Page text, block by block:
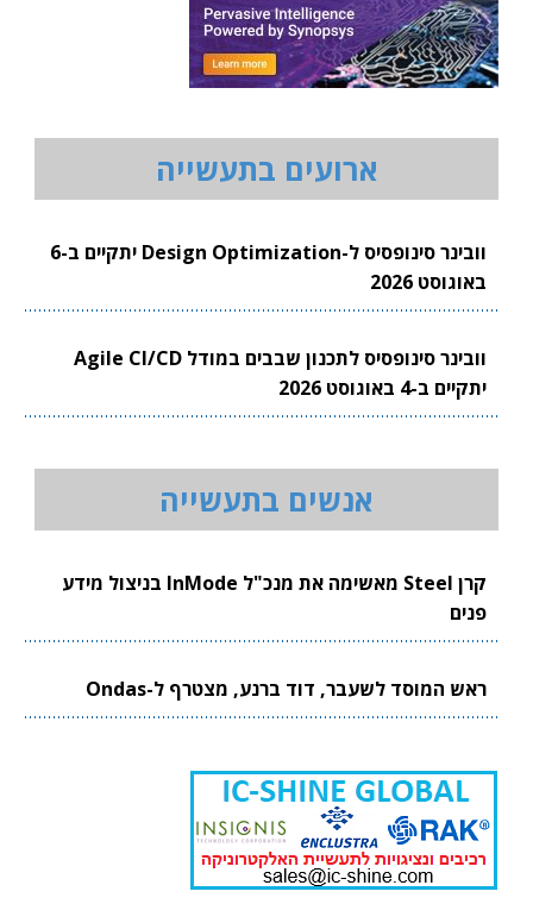
ארועים בתעשייה
וובינר סינופסיס ל-Design Optimization יתקיים ב-6
באוגוסט 2026
וובינר סינופסיס לתכנון שבבים במודל Agile CI/CD
יתקיים ב-4 באוגוסט 2026
אנשים בתעשייה
קרן Steel מאשימה את מנכ"ל InMode בניצול מידע
פנים
ראש המוסד לשעבר, דוד ברנע, מצטרף ל-Ondas